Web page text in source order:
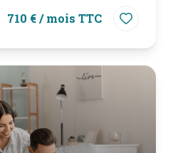
710 € / mois TTC